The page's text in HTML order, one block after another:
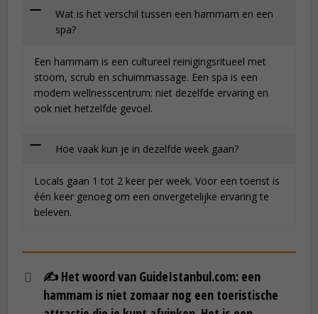
Wat is het verschil tussen een hammam en een
spa?
Een hammam is een cultureel reinigingsritueel met
stoom, scrub en schuimmassage. Een spa is een
modern wellnesscentrum: niet dezelfde ervaring en
ook niet hetzelfde gevoel.
Hoe vaak kun je in dezelfde week gaan?
Locals gaan 1 tot 2 keer per week. Voor een toerist is
één keer genoeg om een onvergetelijke ervaring te
beleven.
✍️ Het woord van GuideIstanbul.com: een
hammam is niet zomaar nog een toeristische